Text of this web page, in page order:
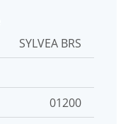
SYLVEA BRS
01200